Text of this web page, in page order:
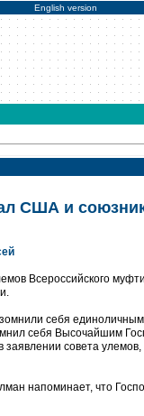
English version
США и
Всероссийского
себя
себя Высочайшим
заявлении совета
напоминает, что